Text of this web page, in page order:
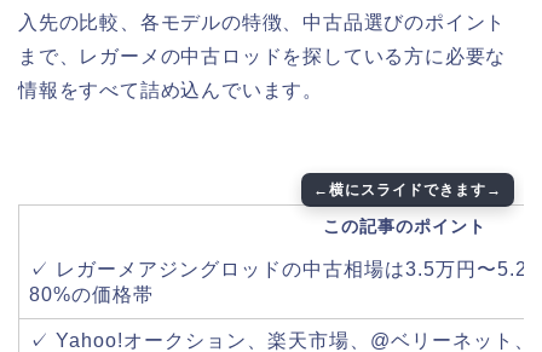
入先の比較、各モデルの特徴、中古品選びのポイント
まで、レガーメの中古ロッドを探している方に必要な
情報をすべて詰め込んでいます。
この記事のポイント
✓ レガーメアジングロッドの中古相場は3.5万円〜5.2
80%の価格帯
✓ Yahoo!オークション、楽天市場、@ベリーネット、